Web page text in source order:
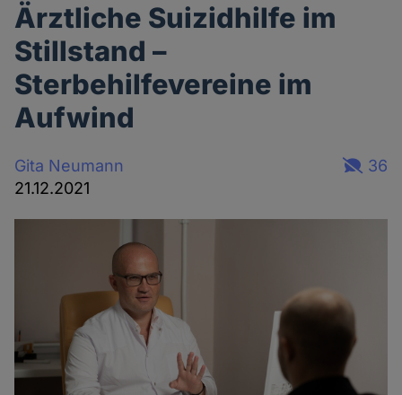
Ärztliche Suizidhilfe im
Stillstand –
Sterbehilfevereine im
Aufwind
Gita Neumann
21.12.2021
36